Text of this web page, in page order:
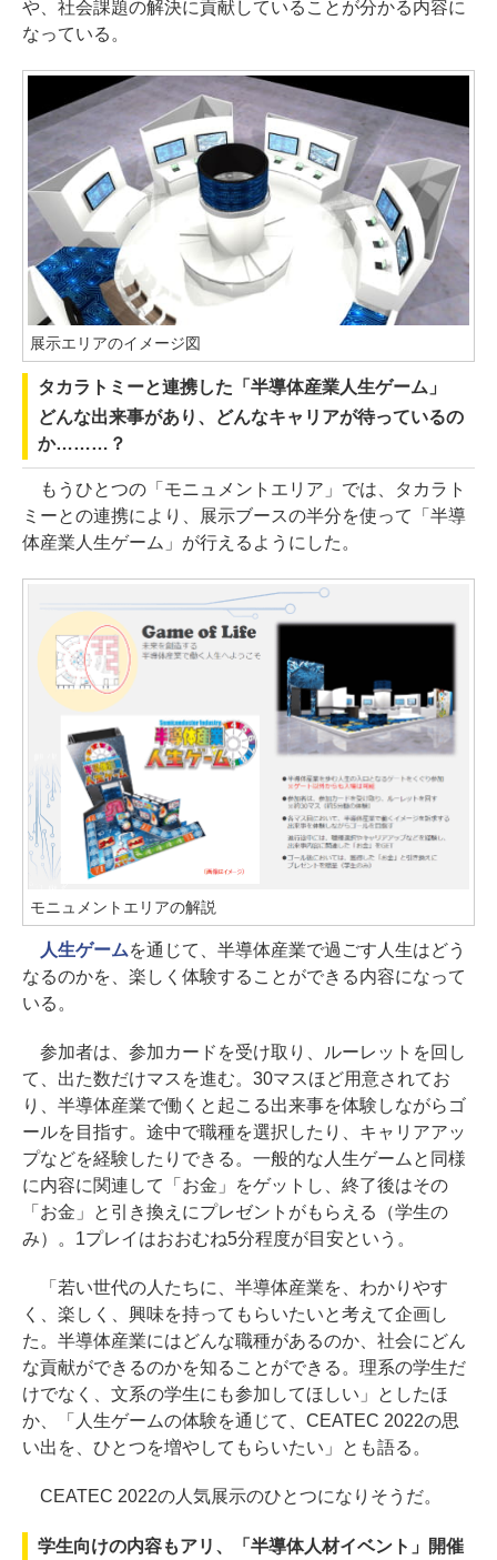
や、社会課題の解決に貢献していることが分かる内容に
なっている。
展示エリアのイメージ図
タカラトミーと連携した「半導体産業人生ゲーム」
どんな出来事があり、どんなキャリアが待っているの
か………？
もうひとつの「モニュメントエリア」では、タカラト
ミーとの連携により、展示ブースの半分を使って「半導
体産業人生ゲーム」が行えるようにした。
モニュメントエリアの解説
人生ゲームを通じて、半導体産業で過ごす人生はどう
なるのかを、楽しく体験することができる内容になって
いる。
参加者は、参加カードを受け取り、ルーレットを回し
て、出た数だけマスを進む。30マスほど用意されてお
り、半導体産業で働くと起こる出来事を体験しながらゴ
ールを目指す。途中で職種を選択したり、キャリアアッ
プなどを経験したりできる。一般的な人生ゲームと同様
に内容に関連して「お金」をゲットし、終了後はその
「お金」と引き換えにプレゼントがもらえる（学生の
み）。1プレイはおおむね5分程度が目安という。
「若い世代の人たちに、半導体産業を、わかりやす
く、楽しく、興味を持ってもらいたいと考えて企画し
た。半導体産業にはどんな職種があるのか、社会にどん
な貢献ができるのかを知ることができる。理系の学生だ
けでなく、文系の学生にも参加してほしい」としたほ
か、「人生ゲームの体験を通じて、CEATEC 2022の思
い出を、ひとつを増やしてもらいたい」とも語る。
CEATEC 2022の人気展示のひとつになりそうだ。
学生向けの内容もアリ、「半導体人材イベント」開催